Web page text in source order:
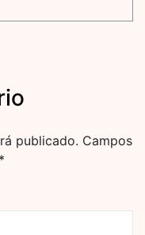
publicado. Campos
*